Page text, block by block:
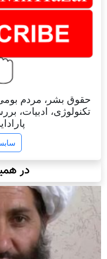
حقوق بشر، مردم
تکنولوژی، ادبیات،
در